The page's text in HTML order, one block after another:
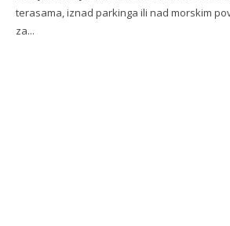
terasama, iznad parkinga ili nad morskim
za...